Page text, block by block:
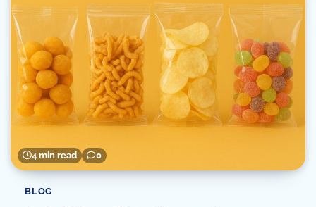
4 min read 0
BLOG